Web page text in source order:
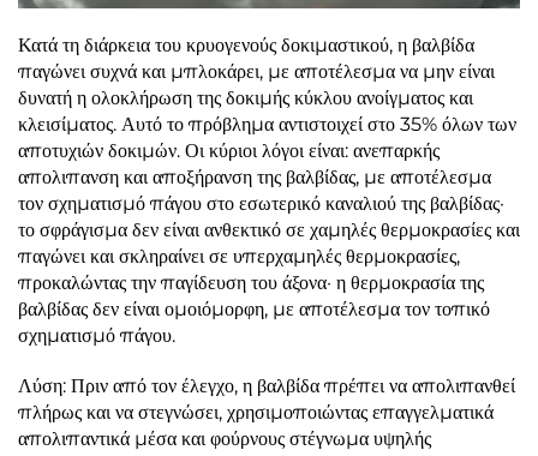
Κατά τη διάρκεια του κρυογενούς δοκιμαστικού, η βαλβίδα
παγώνει συχνά και μπλοκάρει, με αποτέλεσμα να μην είναι
δυνατή η ολοκλήρωση της δοκιμής κύκλου ανοίγματος και
κλεισίματος. Αυτό το πρόβλημα αντιστοιχεί στο 35% όλων των
αποτυχιών δοκιμών. Οι κύριοι λόγοι είναι: ανεπαρκής
απολιπανση και αποξήρανση της βαλβίδας, με αποτέλεσμα
τον σχηματισμό πάγου στο εσωτερικό καναλιού της βαλβίδας·
το σφράγισμα δεν είναι ανθεκτικό σε χαμηλές θερμοκρασίες και
παγώνει και σκληραίνει σε υπερχαμηλές θερμοκρασίες,
προκαλώντας την παγίδευση του άξονα· η θερμοκρασία της
βαλβίδας δεν είναι ομοιόμορφη, με αποτέλεσμα τον τοπικό
σχηματισμό πάγου.
Λύση: Πριν από τον έλεγχο, η βαλβίδα πρέπει να απολιπανθεί
πλήρως και να στεγνώσει, χρησιμοποιώντας επαγγελματικά
απολιπαντικά μέσα και φούρνους στέγνωμα υψηλής